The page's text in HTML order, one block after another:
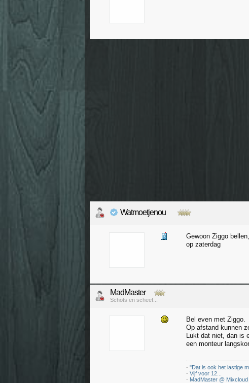
Watmoetjenou
Gewoon Ziggo
op zaterdag
MadMaster
Schots en scheef...
Bel even met Ziggo.
Op afstand kunnen
Lukt dat niet, dan is
een monteur
- "Dat is ook het lastige
- Vijf voor 12...
- MadMaster @ Mixcloud